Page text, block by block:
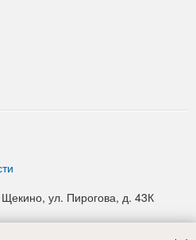
Щекино, ул. Пирогова, д. 43К